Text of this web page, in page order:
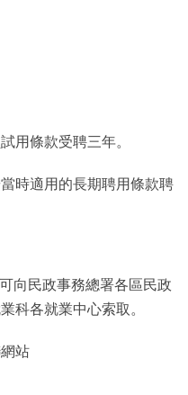
用條款受聘三年。
時適用的長期聘用條款聘
向民政事務總署各區民政
科各就業中心索取。
站